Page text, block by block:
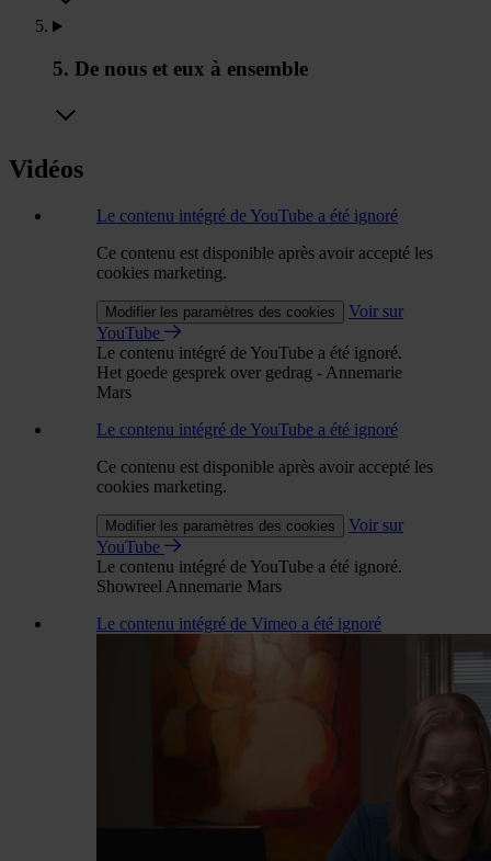
5. De nous et eux à ensemble
Vidéos
Le contenu intégré de YouTube a été ignoré
Ce contenu est disponible après avoir accepté les
cookies marketing.
Modifier les paramètres des cookies
Voir sur
YouTube
Le contenu intégré de YouTube a été ignoré.
Het goede gesprek over gedrag - Annemarie
Mars
Le contenu intégré de YouTube a été ignoré
Ce contenu est disponible après avoir accepté les
cookies marketing.
Modifier les paramètres des cookies
Voir sur
YouTube
Le contenu intégré de YouTube a été ignoré.
Showreel Annemarie Mars
Le contenu intégré de Vimeo a été ignoré